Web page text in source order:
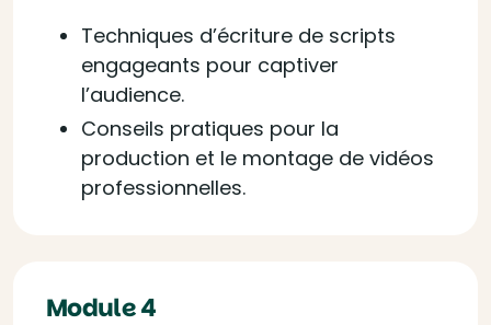
Techniques d’écriture de scripts
engageants pour captiver
l’audience.
Conseils pratiques pour la
production et le montage de vidéos
professionnelles.
Module 4